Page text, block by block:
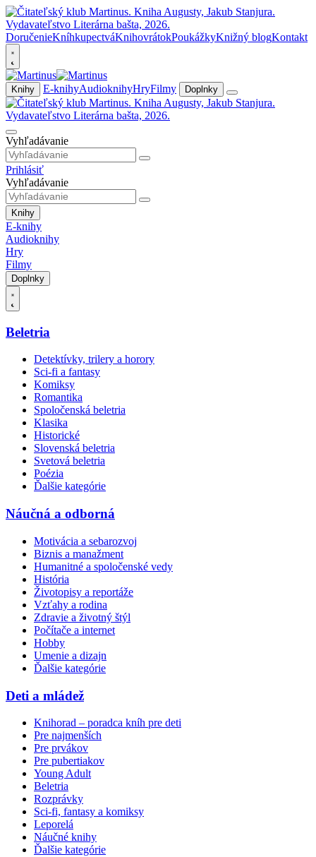
DoručenieKníhkupectváKnihovrátokPoukážkyKnižný blogKontakt
Knihy E-knihyAudioknihyHryFilmy Doplnky
Vyhľadávanie
Prihlásiť
Vyhľadávanie
Knihy
E-knihy
Audioknihy
Hry
Filmy
Doplnky
Beletria
Detektívky, trilery a horory
Sci-fi a fantasy
Komiksy
Romantika
Spoločenská beletria
Klasika
Historické
Slovenská beletria
Svetová beletria
Poézia
Ďalšie kategórie
Náučná a odborná
Motivácia a sebarozvoj
Biznis a manažment
Humanitné a spoločenské vedy
História
Životopisy a reportáže
Vzťahy a rodina
Zdravie a životný štýl
Počítače a internet
Hobby
Umenie a dizajn
Ďalšie kategórie
Deti a mládež
Knihorad – poradca kníh pre deti
Pre najmenších
Pre prvákov
Pre pubertiakov
Young Adult
Beletria
Rozprávky
Sci-fi, fantasy a komiksy
Leporelá
Náučné knihy
Ďalšie kategórie